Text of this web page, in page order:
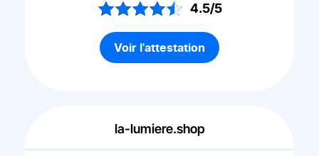
4.5/5
Voir l'attestation
la-lumiere.shop